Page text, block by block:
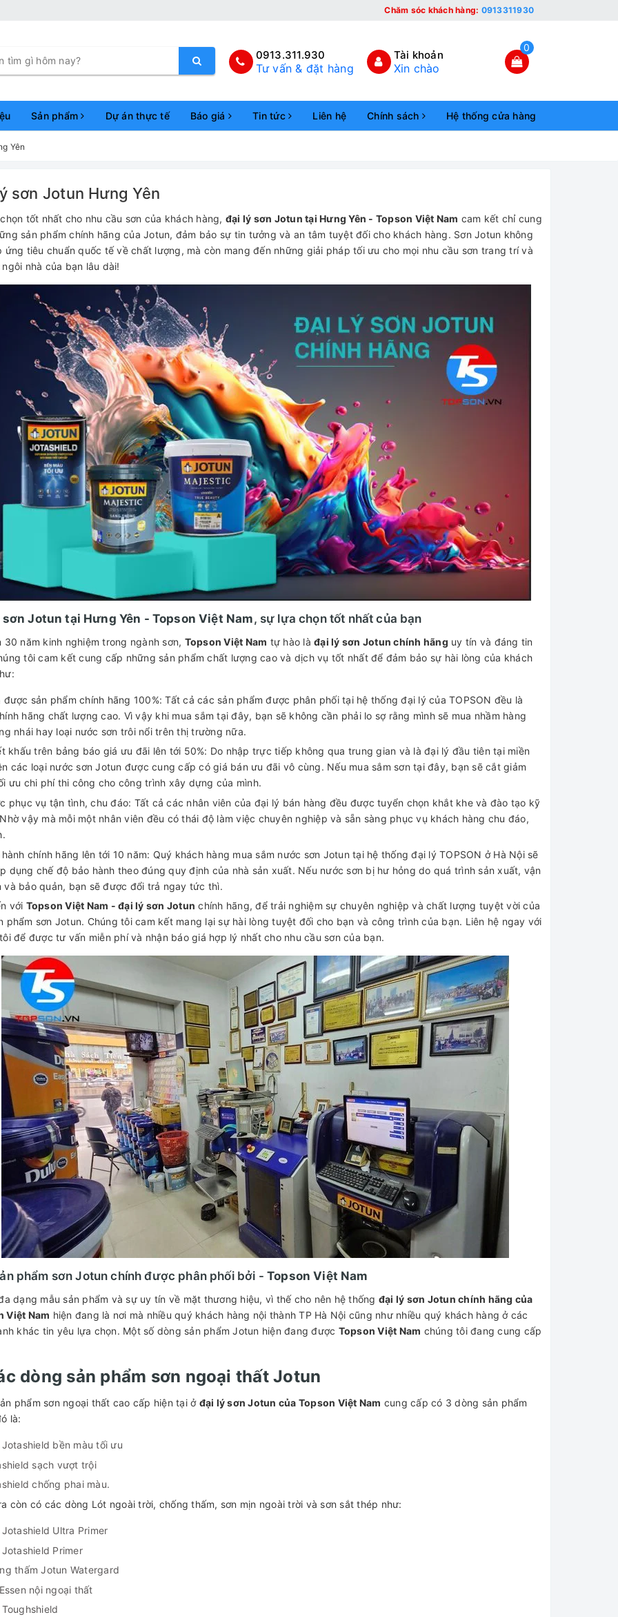
Chăm sóc khách hàng: 0913311930
0913.311.930
Tư vấn & đặt hàng
Tài khoản
Xin chào
0
Sản phẩm Dự án thực tế Báo giá Tin tức Liên hệ Chính sách Hệ thống cửa hàng
Yên
sơn Jotun Hưng Yên
tốt nhất cho nhu cầu sơn của khách hàng, đại lý sơn Jotun tại Hưng Yên - Topson Việt Nam cam kết chỉ cung
sản phẩm chính hãng của Jotun, đảm bảo sự tin tưởng và an tâm tuyệt đối cho khách hàng. Sơn Jotun không
ứng tiêu chuẩn quốc tế về chất lượng, mà còn mang đến những giải pháp tối ưu cho mọi nhu cầu sơn trang trí và
nhà của bạn lâu dài!
Jotun tại Hưng Yên - Topson Việt Nam, sự lựa chọn tốt nhất của bạn
30 năm kinh nghiệm trong ngành sơn, Topson Việt Nam tự hào là đại lý sơn Jotun chính hãng uy tín và đáng tin
tôi cam kết cung cấp những sản phẩm chất lượng cao và dịch vụ tốt nhất để đảm bảo sự hài lòng của khách
được sản phẩm chính hãng 100%: Tất cả các sản phẩm được phân phối tại hệ thống đại lý của TOPSON đều là
hãng chất lượng cao. Vì vậy khi mua sắm tại đây, bạn sẽ không cần phải lo sợ rằng mình sẽ mua nhầm hàng
nhái hay loại nước sơn trôi nổi trên thị trường nữa.
khấu trên bảng báo giá ưu đãi lên tới 50%: Do nhập trực tiếp không qua trung gian và là đại lý đầu tiên tại miền
các loại nước sơn Jotun được cung cấp có giá bán ưu đãi vô cùng. Nếu mua sắm sơn tại đây, bạn sẽ cắt giảm
ưu chi phí thi công cho công trình xây dựng của mình.
phục vụ tận tình, chu đáo: Tất cả các nhân viên của đại lý bán hàng đều được tuyển chọn khắt khe và đào tạo kỹ
vậy mà mỗi một nhân viên đều có thái độ làm việc chuyên nghiệp và sẵn sàng phục vụ khách hàng chu đáo,
hành chính hãng lên tới 10 năm: Quý khách hàng mua sắm nước sơn Jotun tại hệ thống đại lý TOPSON ở Hà Nội sẽ
dụng chế độ bảo hành theo đúng quy định của nhà sản xuất. Nếu nước sơn bị hư hỏng do quá trình sản xuất, vận
và bảo quản, bạn sẽ được đổi trả ngay tức thì.
với Topson Việt Nam - đại lý sơn Jotun chính hãng, để trải nghiệm sự chuyên nghiệp và chất lượng tuyệt vời của
phẩm sơn Jotun. Chúng tôi cam kết mang lại sự hài lòng tuyệt đối cho bạn và công trình của bạn. Liên hệ ngay với
để được tư vấn miễn phí và nhận báo giá hợp lý nhất cho nhu cầu sơn của bạn.
phẩm sơn Jotun chính được phân phối bởi - Topson Việt Nam
dạng mẫu sản phẩm và sự uy tín về mặt thương hiệu, vì thế cho nên hệ thống đại lý sơn Jotun chính hãng của
Việt Nam hiện đang là nơi mà nhiều quý khách hàng nội thành TP Hà Nội cũng như nhiều quý khách hàng ở các
khác tin yêu lựa chọn. Một số dòng sản phẩm Jotun hiện đang được Topson Việt Nam chúng tôi đang cung cấp
dòng sản phẩm sơn ngoại thất Jotun
phẩm sơn ngoại thất cao cấp hiện tại ở đại lý sơn Jotun của Topson Việt Nam cung cấp có 3 dòng sản phẩm
là:
Jotashield bền màu tối ưu
sạch vượt trội
chống phai màu.
còn có các dòng Lót ngoài trời, chống thấm, sơn mịn ngoài trời và sơn sắt thép như:
Jotashield Ultra Primer
Jotashield Primer
thấm Jotun Watergard
nội ngoại thất
Toughshield